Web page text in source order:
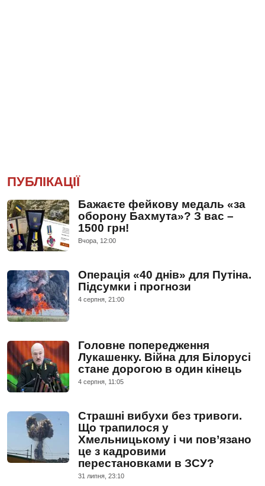
ПУБЛІКАЦІЇ
Бажаєте фейкову медаль «за
оборону Бахмута»? З вас –
1500 грн!
Вчора, 12:00
Операція «40 днів» для Путіна.
Підсумки і прогнози
4 серпня, 21:00
Головне попередження
Лукашенку. Війна для Білорусі
стане дорогою в один кінець
4 серпня, 11:05
Страшні вибухи без тривоги.
Що трапилося у
Хмельницькому і чи пов’язано
це з кадровими
перестановками в ЗСУ?
31 липня, 23:10